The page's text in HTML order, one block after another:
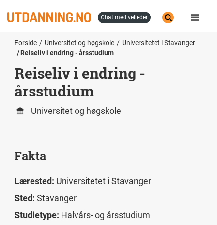
til
chat med veileder
Forside Universitet og høgskole
Universitetet i Stavanger
Reiseliv i endring - årsstudium
Reiseliv i endring -
årsstudium
Universitet og høgskole
Fakta
Lærested: Universitetet i Stavanger
Sted: Stavanger
Studietype: Halvårs- og årsstudium